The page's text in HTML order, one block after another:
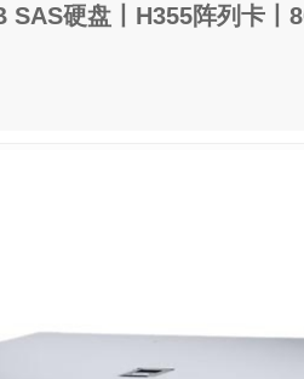
硬盘丨H355阵列卡丨